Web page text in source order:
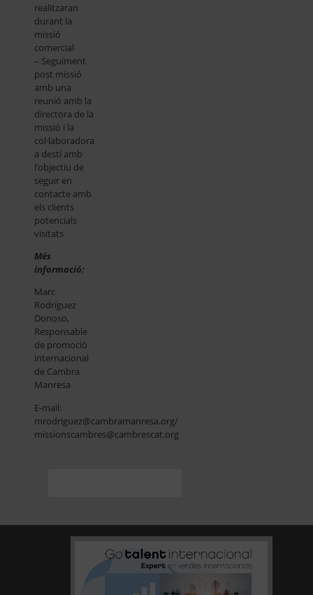
realitzaran
durant la
missió
comercial
– Seguiment
post missió
amb una
reunió amb la
directora de la
missió i la
col·laboradora
a destí amb
l’objectiu de
seguir en
contacte amb
els clients
potencials
visitats
Més
informació:
Marc
Rodríguez
Donoso,
Responsable
de promoció
internacional
de Cambra
Manresa
E-mail:
mrodriguez@cambramanresa.org/
missionscambres@cambrescat.org